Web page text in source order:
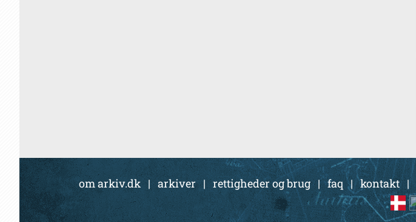
om arkiv.dk | arkiver| rettigheder og brug|faq |kontakt|